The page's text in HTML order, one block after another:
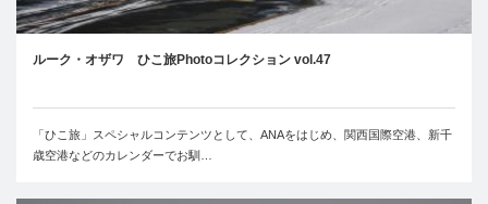
ルーク・オザワ ひこ旅Photoコレクション vol.47
「ひこ旅」スペシャルコンテンツとして、ANAをはじめ、関西国際空港、新千
歳空港などのカレンダーでお馴…